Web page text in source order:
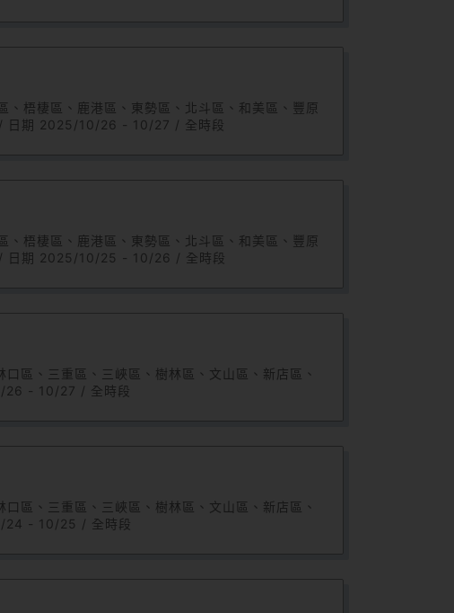
梧棲區、鹿港區、東勢區、北斗區、和美區、豐原
/ 日期 2025/10/26 - 10/27 / 全時段
梧棲區、鹿港區、東勢區、北斗區、和美區、豐原
/ 日期 2025/10/25 - 10/26 / 全時段
區、三重區、三峽區、樹林區、文山區、新店區、
26 - 10/27 / 全時段
區、三重區、三峽區、樹林區、文山區、新店區、
24 - 10/25 / 全時段